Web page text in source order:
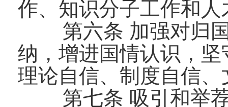
作、知识分子工作和
第六条 加强对归
纳，增进国情认识，
理论自信、制度自信、
第七条 吸引和举